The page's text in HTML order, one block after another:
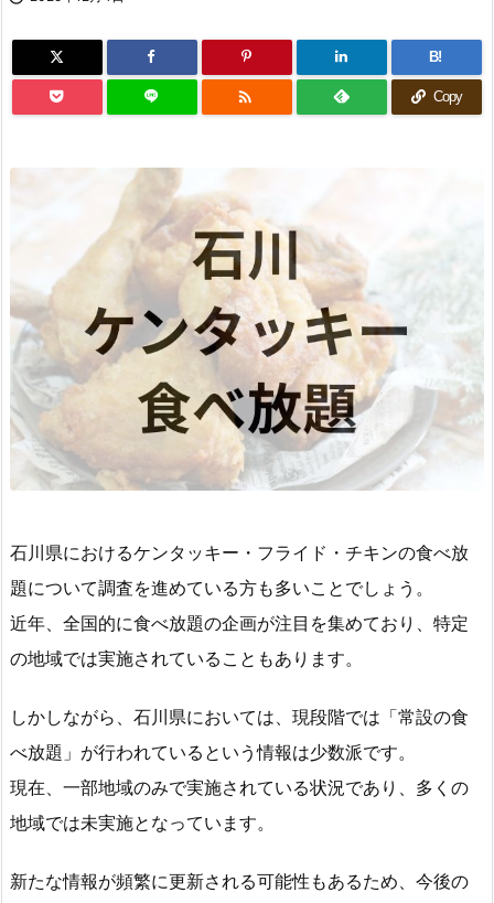
B!
 Copy
石川県におけるケンタッキー・フライド・チキンの食べ放
題について調査を進めている方も多いことでしょう。
近年、全国的に食べ放題の企画が注目を集めており、特定
の地域では実施されていることもあります。
しかしながら、石川県においては、現段階では「常設の食
べ放題」が行われているという情報は少数派です。
現在、一部地域のみで実施されている状況であり、多くの
地域では未実施となっています。
新たな情報が頻繁に更新される可能性もあるため、今後の